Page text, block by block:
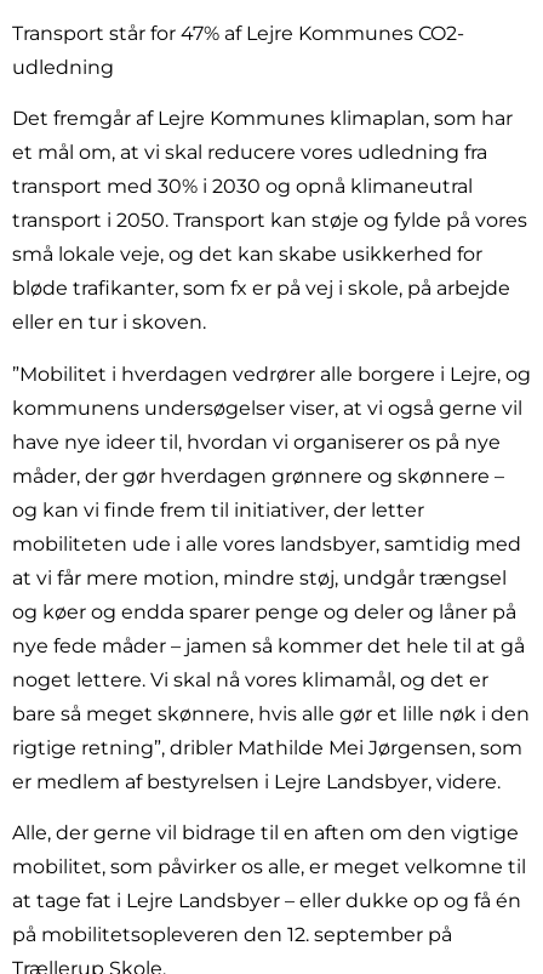
Transport står for 47% af Lejre Kommunes CO2-
udledning
Det fremgår af Lejre Kommunes klimaplan, som har
et mål om, at vi skal reducere vores udledning fra
transport med 30% i 2030 og opnå klimaneutral
transport i 2050. Transport kan støje og fylde på vores
små lokale veje, og det kan skabe usikkerhed for
bløde trafikanter, som fx er på vej i skole, på arbejde
eller en tur i skoven.
”Mobilitet i hverdagen vedrører alle borgere i Lejre, og
kommunens undersøgelser viser, at vi også gerne vil
have nye ideer til, hvordan vi organiserer os på nye
måder, der gør hverdagen grønnere og skønnere –
og kan vi finde frem til initiativer, der letter
mobiliteten ude i alle vores landsbyer, samtidig med
at vi får mere motion, mindre støj, undgår trængsel
og køer og endda sparer penge og deler og låner på
nye fede måder – jamen så kommer det hele til at gå
noget lettere. Vi skal nå vores klimamål, og det er
bare så meget skønnere, hvis alle gør et lille nøk i den
rigtige retning”, dribler Mathilde Mei Jørgensen, som
er medlem af bestyrelsen i Lejre Landsbyer, videre.
Alle, der gerne vil bidrage til en aften om den vigtige
mobilitet, som påvirker os alle, er meget velkomne til
at tage fat i Lejre Landsbyer – eller dukke op og få én
på mobilitetsopleveren den 12. september på
Trællerup Skole.